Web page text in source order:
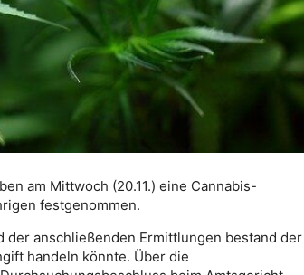
am Mittwoch (20.11.) eine Cannabis-
festgenommen.
der anschließenden Ermittlungen bestand der
handeln könnte. Über die